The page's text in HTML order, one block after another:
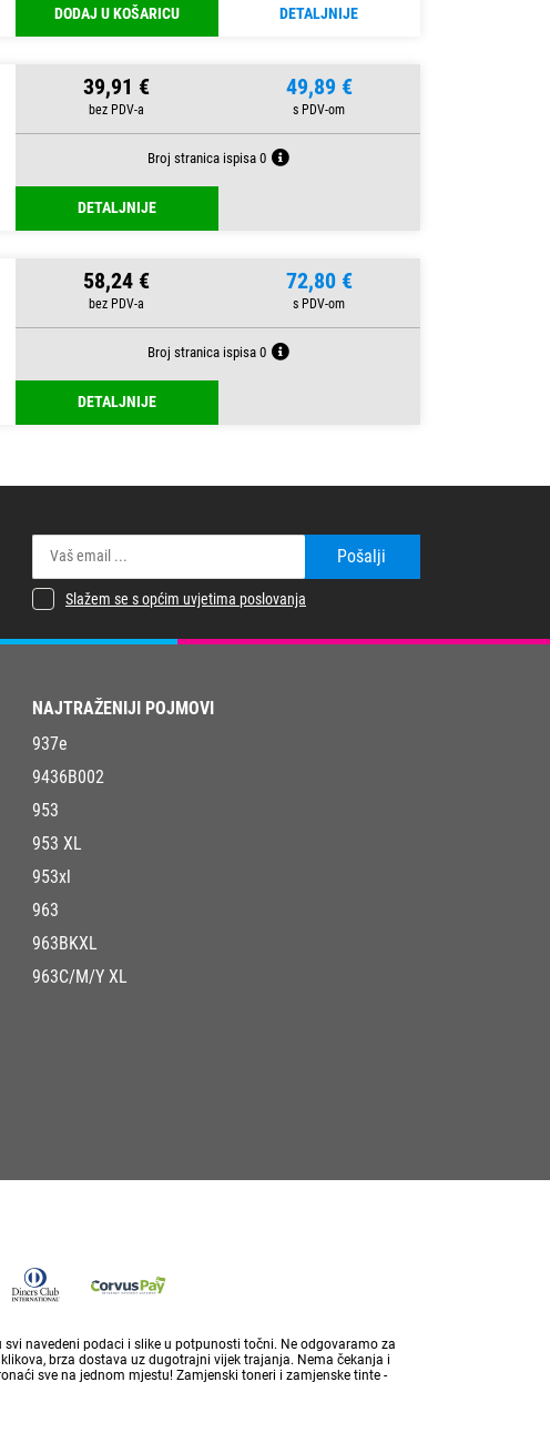
DODAJ U KOŠARICU DETALJNIJE
39,91 € 49,89 €
Broj stranica ispisa 0
DETALJNIJE
58,24 € 72,80 €
Broj stranica ispisa 0
DETALJNIJE
Pošalji
Slažem se s općim uvjetima poslovanja
NAJTRAŽENIJI POJMOVI
937e
9436B002
953
953 XL
953xl
963
963BKXL
963C/M/Y XL
navedeni podaci i slike u potpunosti točni. Ne odgovaramo za
brza dostava uz dugotrajni vijek trajanja. Nema čekanja i
sve na jednom mjestu! Zamjenski toneri i zamjenske tinte -